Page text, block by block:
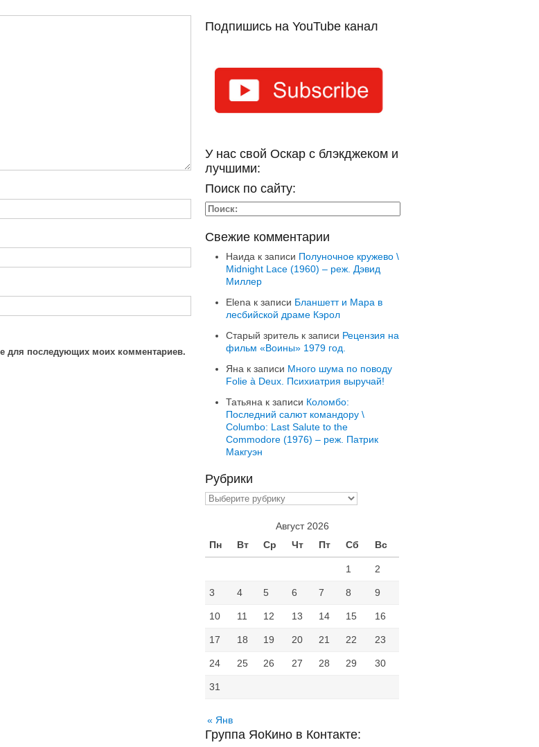
для последующих моих комментариев.
Подпишись на YouTube канал
У нас свой Оскар с блэкджеком и
лучшими:
Поиск по сайту:
Свежие комментарии
Наида к записи Полуночное кружево \
Midnight Lace (1960) – реж. Дэвид
Миллер
Elena к записи Бланшетт и Мара в
лесбийской драме Кэрол
Старый зритель к записи Рецензия на
фильм «Воины» 1979 год.
Яна к записи Много шума по поводу
Folie à Deux. Психиатрия выручай!
Татьяна к записи Коломбо:
Последний салют командору \
Columbo: Last Salute to the
Commodore (1976) – реж. Патрик
Макгуэн
Рубрики
Рубрики
Август 2026
Пн
Вт Ср Чт Пт Сб Вс
1 2
3 4 5 6 7 8 9
10 11 12 13 14 15 16
17 18 19 20 21 22 23
24 25 26 27 28 29 30
31
« Янв
Группа ЯоКино в Контакте: